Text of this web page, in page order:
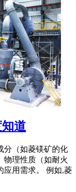
道
分（如菱镁矿的化
物理性质（如耐火
应用需求。 例如,菱